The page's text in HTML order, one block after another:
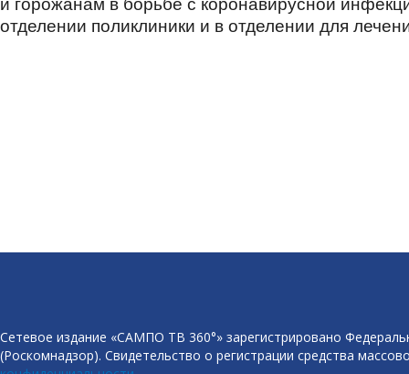
отделении поликлиники и в отделении для
Сетевое издание «САМПО ТВ 360°» зарегистрировано
(Роскомнадзор). Свидетельство о регистрации средства